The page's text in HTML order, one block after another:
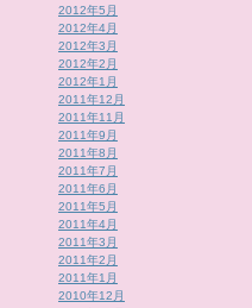
2012年5月
2012年4月
2012年3月
2012年2月
2012年1月
2011年12月
2011年11月
2011年9月
2011年8月
2011年7月
2011年6月
2011年5月
2011年4月
2011年3月
2011年2月
2011年1月
2010年12月